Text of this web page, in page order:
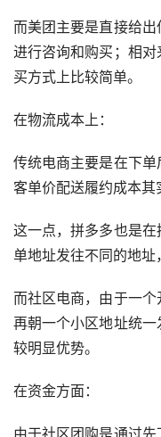
而美团主要是直接给
进行咨询和购买；相
买方式上比较简单。
在物流成本上：
传统电商主要是在下
客单价配送履约成本其
这一点，拼多多也是
单地址发往不同的地址
而社区电商，由于一
再朝一个小区地址统
较明显优势。
在资金方面：
由于社区团购是通过